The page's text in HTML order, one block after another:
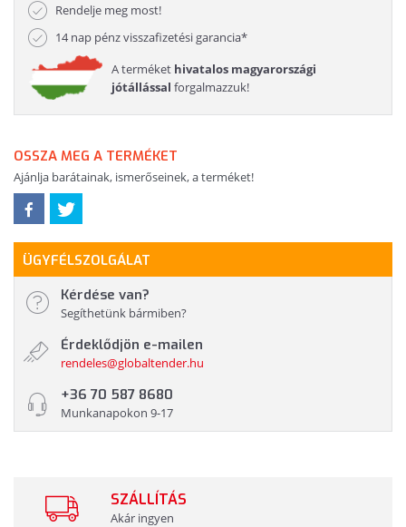
Rendelje meg most!
14 nap pénz visszafizetési garancia*
A terméket hivatalos magyarországi
jótállással forgalmazzuk!
OSSZA MEG A TERMÉKET
Ajánlja barátainak, ismerőseinek, a terméket!
ÜGYFÉLSZOLGÁLAT
Kérdése van?
Segíthetünk bármiben?
Érdeklődjön e-mailen
rendeles@globaltender.hu
+36 70 587 8680
Munkanapokon 9-17
SZÁLLÍTÁS
Akár ingyen